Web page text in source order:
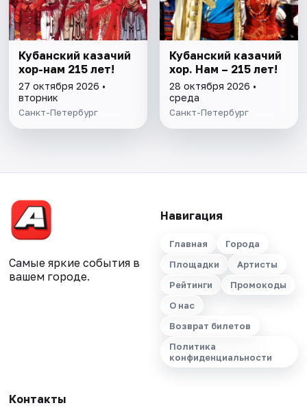
Кубанский казачий
хор-нам 215 лет!
27 октября 2026 •
вторник
Санкт-Петербург
Кубанский казачий
хор. Нам – 215 лет!
28 октября 2026 •
среда
Санкт-Петербург
Самые яркие события в
вашем городе.
Навигация
Главная
Города
Площадки
Артисты
Рейтинги
Промокоды
О нас
Возврат билетов
Политика
конфиденциальности
Контакты